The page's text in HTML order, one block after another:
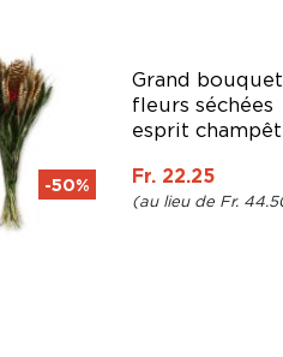
Grand
fleurs séchées
esprit
Fr. 22.25
Fr.
-50%